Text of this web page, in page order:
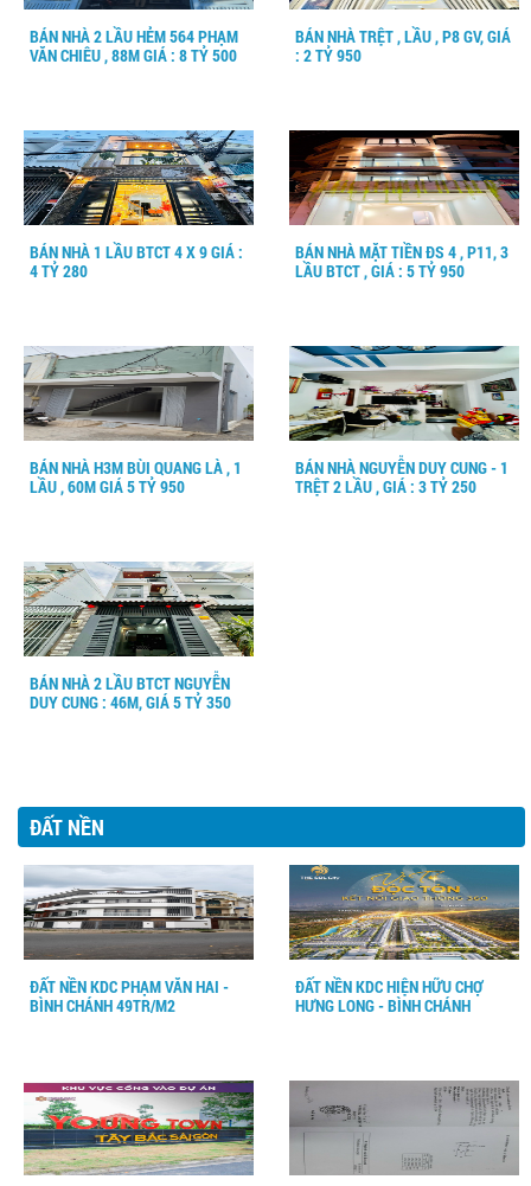
BÁN NHÀ 2 LẦU HẺM 564 PHẠM
VĂN CHIÊU , 88M GIÁ : 8 TỶ 500
BÁN NHÀ TRỆT , LẦU , P8 GV, GIÁ
: 2 TỶ 950
BÁN NHÀ 1 LẦU BTCT 4 X 9 GIÁ :
4 TỶ 280
BÁN NHÀ MẶT TIỀN ĐS 4 , P11, 3
LẦU BTCT , GIÁ : 5 TỶ 950
BÁN NHÀ H3M BÙI QUANG LÀ , 1
LẦU , 60M GIÁ 5 TỶ 950
BÁN NHÀ NGUYỄN DUY CUNG - 1
TRỆT 2 LẦU , GIÁ : 3 TỶ 250
BÁN NHÀ 2 LẦU BTCT NGUYỄN
DUY CUNG : 46M, GIÁ 5 TỶ 350
ĐẤT NỀN
ĐẤT NỀN KDC PHẠM VĂN HAI -
BÌNH CHÁNH 49TR/M2
ĐẤT NỀN KDC HIỆN HỮU CHỢ
HƯNG LONG - BÌNH CHÁNH